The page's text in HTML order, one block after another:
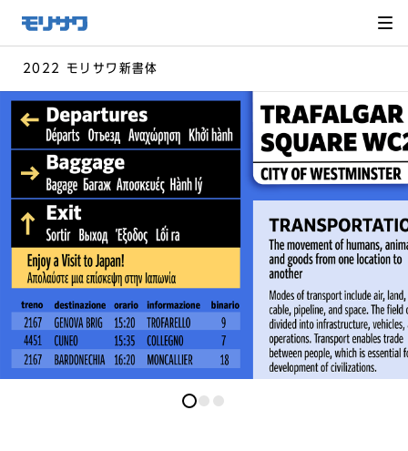
メ
ニュー
飛ばし
へ移動
2022 モリサワ新書体
0 0